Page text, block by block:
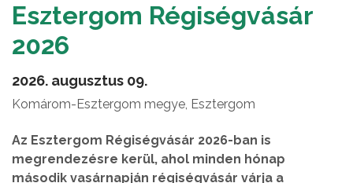
Esztergom Régiségvásár
2026
2026. augusztus 09.
Komárom-Esztergom megye, Esztergom
Az Esztergom Régiségvásár 2026-ban is
megrendezésre kerül, ahol minden hónap
második vasárnapján régiségvásár várja a